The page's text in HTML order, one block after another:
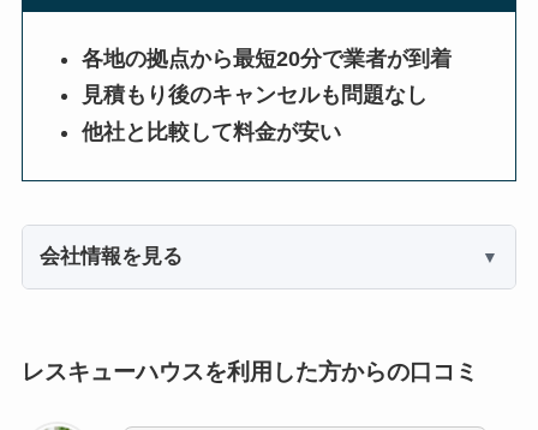
各地の拠点から最短20分で業者が到着
見積もり後のキャンセルも問題なし
他社と比較して料金が安い
会社情報を見る
レスキューハウスを利用した方からの口コミ